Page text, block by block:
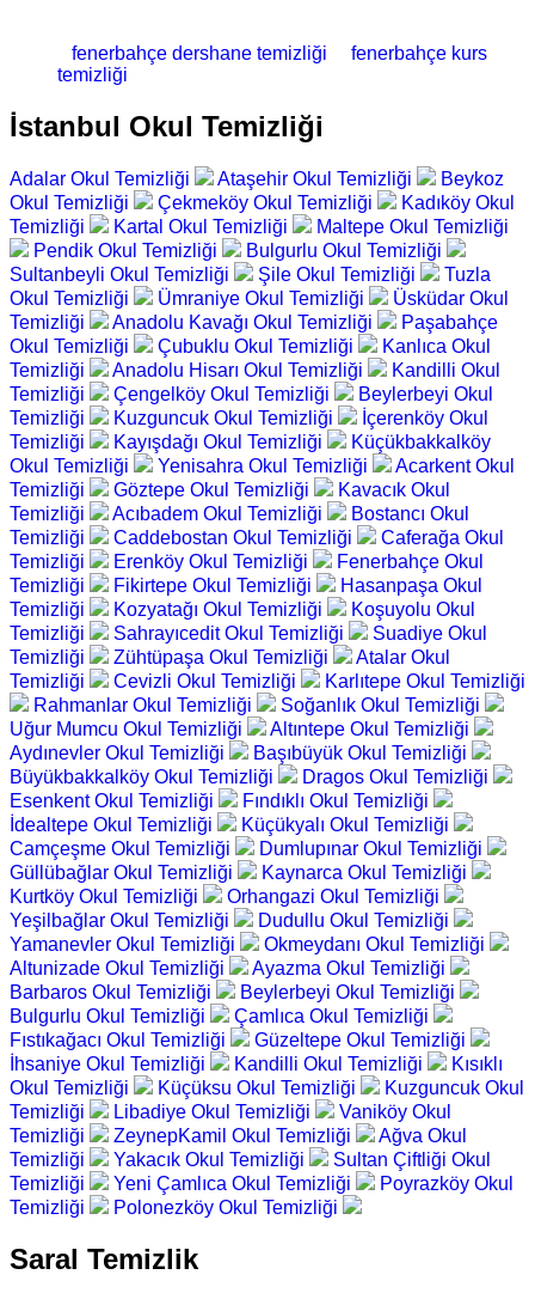
fenerbahçe dershane temizliği
fenerbahçe kurs
temizliği
İstanbul Okul Temizliği
Adalar Okul Temizliği Ataşehir Okul Temizliği
Beykoz
Okul Temizliği
Çekmeköy Okul Temizliği
Kadıköy Okul
Temizliği
Kartal Okul Temizliği
Maltepe Okul Temizliği
Pendik Okul Temizliği
Bulgurlu Okul Temizliği
Sultanbeyli Okul Temizliği
Şile Okul Temizliği
Tuzla
Okul Temizliği
Ümraniye Okul Temizliği
Üsküdar Okul
Temizliği
Anadolu Kavağı Okul Temizliği
Paşabahçe
Okul Temizliği
Çubuklu Okul Temizliği
Kanlıca Okul
Temizliği
Anadolu Hisarı Okul Temizliği
Kandilli Okul
Temizliği
Çengelköy Okul Temizliği
Beylerbeyi Okul
Temizliği
Kuzguncuk Okul Temizliği
İçerenköy Okul
Temizliği
Kayışdağı Okul Temizliği
Küçükbakkalköy
Okul Temizliği
Yenisahra Okul Temizliği
Acarkent Okul
Temizliği
Göztepe Okul Temizliği
Kavacık Okul
Temizliği
Acıbadem Okul Temizliği
Bostancı Okul
Temizliği
Caddebostan Okul Temizliği
Caferağa Okul
Temizliği
Erenköy Okul Temizliği
Fenerbahçe Okul
Temizliği
Fikirtepe Okul Temizliği
Hasanpaşa Okul
Temizliği
Kozyatağı Okul Temizliği
Koşuyolu Okul
Temizliği
Sahrayıcedit Okul Temizliği
Suadiye Okul
Temizliği
Zühtüpaşa Okul Temizliği
Atalar Okul
Temizliği
Cevizli Okul Temizliği
Karlıtepe Okul Temizliği
Rahmanlar Okul Temizliği
Soğanlık Okul Temizliği
Uğur Mumcu Okul Temizliği
Altıntepe Okul Temizliği
Aydınevler Okul Temizliği
Başıbüyük Okul Temizliği
Büyükbakkalköy Okul Temizliği
Dragos Okul Temizliği
Esenkent Okul Temizliği
Fındıklı Okul Temizliği
İdealtepe Okul Temizliği
Küçükyalı Okul Temizliği
Camçeşme Okul Temizliği
Dumlupınar Okul Temizliği
Güllübağlar Okul Temizliği
Kaynarca Okul Temizliği
Kurtköy Okul Temizliği
Orhangazi Okul Temizliği
Yeşilbağlar Okul Temizliği
Dudullu Okul Temizliği
Yamanevler Okul Temizliği
Okmeydanı Okul Temizliği
Altunizade Okul Temizliği
Ayazma Okul Temizliği
Barbaros Okul Temizliği
Beylerbeyi Okul Temizliği
Bulgurlu Okul Temizliği
Çamlıca Okul Temizliği
Fıstıkağacı Okul Temizliği
Güzeltepe Okul Temizliği
İhsaniye Okul Temizliği
Kandilli Okul Temizliği
Kısıklı
Okul Temizliği
Küçüksu Okul Temizliği
Kuzguncuk Okul
Temizliği
Libadiye Okul Temizliği
Vaniköy Okul
Temizliği
ZeynepKamil Okul Temizliği
Ağva Okul
Temizliği
Yakacık Okul Temizliği
Sultan Çiftliği Okul
Temizliği
Yeni Çamlıca Okul Temizliği
Poyrazköy Okul
Temizliği
Polonezköy Okul Temizliği
Saral Temizlik